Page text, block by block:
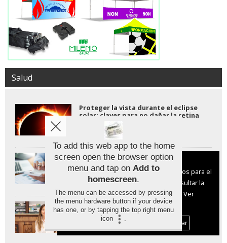
Salud
Proteger la vista durante el eclipse
solar: claves para no dañar la retina
La salud mental ya supone la mitad
de las consultas laborales y el
absentismo alcanza su nivel más alto
jamás registrado.
El eclipse de agosto exige gafas
homologadas: las de sol
convencionales no son seguras para
observarlo
Aviso sobre el Uso de cookies:
Utilizamos cookies nuestras y de terceros para el
funcionamiento del digital. Puedes consultar la
lista de cookies y como desconectarlas.
Ver
nuestra Política de Privacidad y Cookies
Aceptar Cookies
Personalizar
To add this web app to the home
screen open the browser option
menu and tap on Add to
homescreen.
The menu can be accessed by pressing
the menu hardware button if your device
has one, or by tapping the top right menu
icon
.